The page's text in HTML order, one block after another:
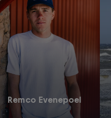
Remco Evenepoel